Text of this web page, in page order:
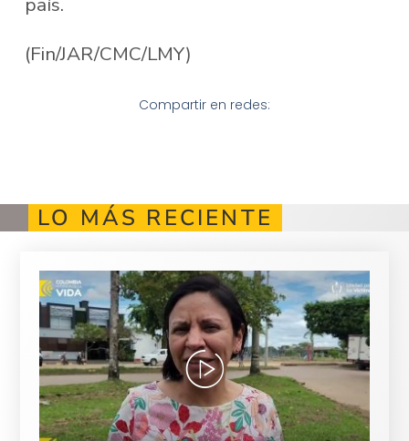
(Fin/JAR/CMC/LMY)
Compartir en redes:
LO MÁS RECIENTE